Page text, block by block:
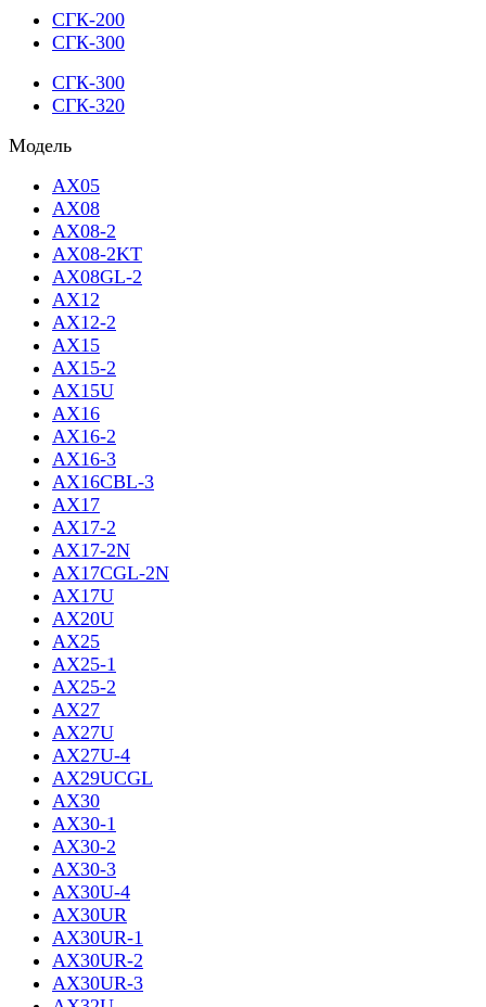
СГК-200
СГК-300
СГК-300
СГК-320
Модель
AX05
AX08
AX08-2
AX08-2KT
AX08GL-2
AX12
AX12-2
AX15
AX15-2
AX15U
AX16
AX16-2
AX16-3
AX16CBL-3
AX17
AX17-2
AX17-2N
AX17CGL-2N
AX17U
AX20U
AX25
AX25-1
AX25-2
AX27
AX27U
AX27U-4
AX29UCGL
AX30
AX30-1
AX30-2
AX30-3
AX30U-4
AX30UR
AX30UR-1
AX30UR-2
AX30UR-3